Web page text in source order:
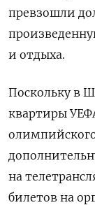
превзошли
и отдыха.
Поскольку в
квартиры
на
билетов на